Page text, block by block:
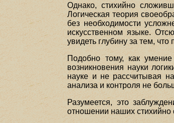
Однако, стихийно
Логическая теория
без необходимости
искусственном языке.
увидеть глубину за тем,
Подобно тому, как
возникновения науки
науке и не рассчитывая
анализа и контроля не
Разумеется, это
отношении наших